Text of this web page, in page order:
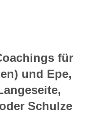
für
und Epe,
Schulze